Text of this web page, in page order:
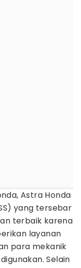
Astra Honda
yang tersebar
terbaik karena
layanan
para mekanik
Selain